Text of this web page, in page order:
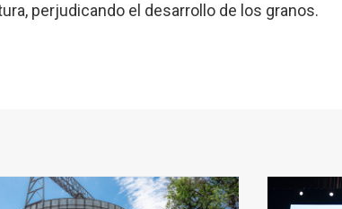
perjudicando el desarrollo de los granos.